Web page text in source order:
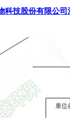
科技股份有限公